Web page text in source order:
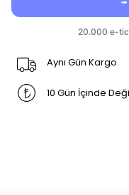
Aynı Gün Kargo
10 Gün İçinde